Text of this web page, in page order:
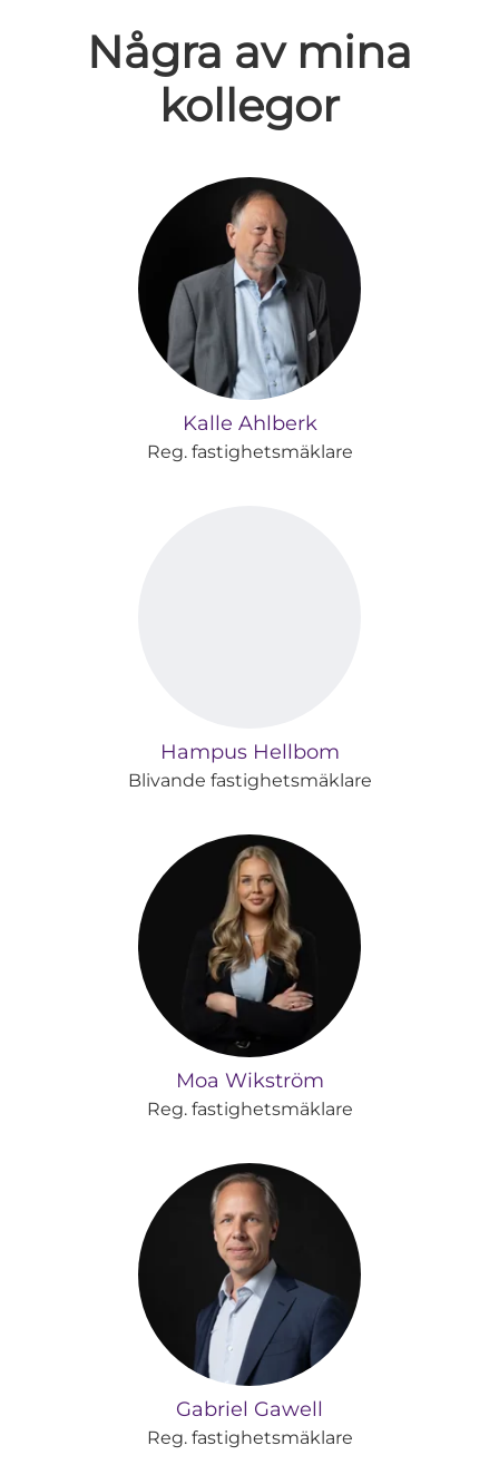
Några av mina
kollegor
Kalle Ahlberk
Reg. fastighetsmäklare
Hampus Hellbom
Blivande fastighetsmäklare
Moa Wikström
Reg. fastighetsmäklare
Gabriel Gawell
Reg. fastighetsmäklare